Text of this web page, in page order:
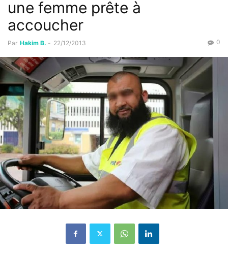
une femme prête à
accoucher
Par Hakim B. - 22/12/2013 0